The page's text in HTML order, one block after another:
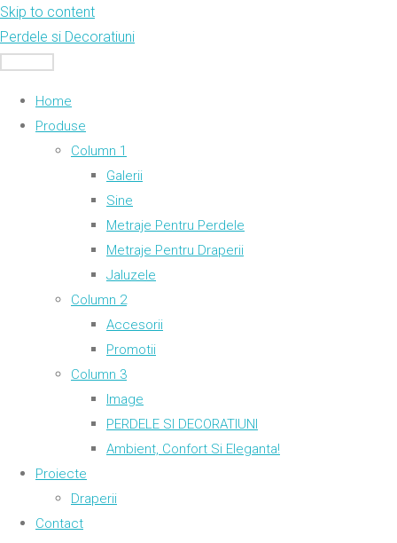
Skip to content
Perdele si Decoratiuni
Home
Produse
Column 1
Galerii
Sine
Metraje Pentru Perdele
Metraje Pentru Draperii
Jaluzele
Column 2
Accesorii
Promotii
Column 3
Image
PERDELE SI DECORATIUNI
Ambient, Confort Si Eleganta!
Proiecte
Draperii
Contact